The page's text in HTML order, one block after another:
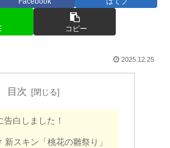
コピー
2025.12.25
目次
告白しました！
新スキン「桃花の雛祭り」